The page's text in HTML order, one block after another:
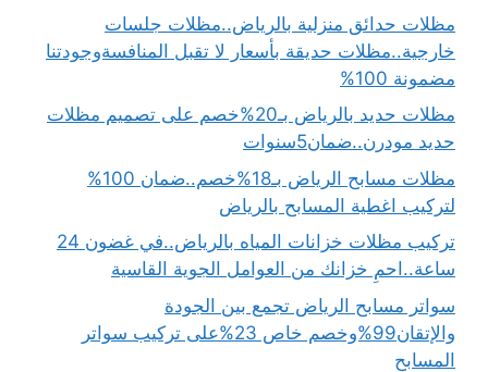
مظلات حدائق منزلية بالرياض..مظلات جلسات
خارجية..مظلات حديقة بأسعار لا تقبل المنافسةوجودتنا
مضمونة 100%
مظلات حديد بالرياض بـ20%خصم على تصميم مظلات
حديد مودرن..ضمان5سنوات
مظلات مسابح الرياض بـ18%خصم..ضمان 100%
لتركيب اغطية المسابح بالرياض
تركيب مظلات خزانات المياه بالرياض..في غضون 24
ساعة..احمِ خزانك من العوامل الجوية القاسية
سواتر مسابح الرياض تجمع بين الجودة
والإتقان99%وخصم خاص 23%على تركيب سواتر
المسابح